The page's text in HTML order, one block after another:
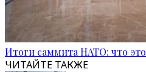
Итоги саммита НАТО: что
ЧИТАЙТЕ ТАКЖЕ